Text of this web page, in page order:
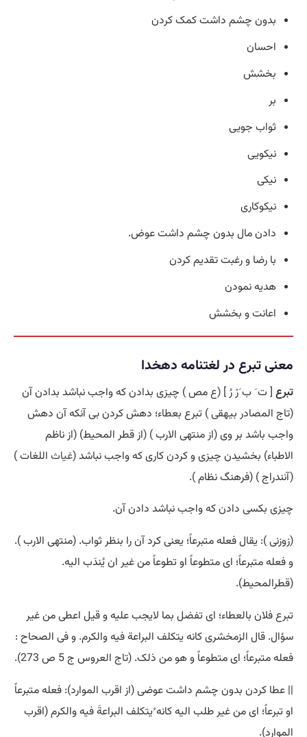
بدون چشم داشت کمک کردن
احسان
بخشش
بر
ثواب جویی
نیکویی
نیکی
نیکوکاری
دادن مال بدون چشم داشت عوض.
با رضا و رغبت تقدیم کردن
هدیه نمودن
اعانت و بخشش
معنی تبرع در لغتنامه دهخدا
تبرع [ ت َ ب َرْ رُ ] (ع مص ) چیزی بدادن که واجب نباشد بدادن آن
(تاج المصادر بیهقی ) تبرع بعطاء؛ دهش کردن بی آنکه آن دهش
واجب باشد بر وی (از منتهی الارب ) (از قطر المحیط) (از ناظم
الاطباء) بخشیدن چیزی و کردن کاری که واجب نباشد (غیاث اللغات )
(آنندراج ) (فرهنگ نظام ).
چیزی بکسی دادن که واجب نباشد دادن آن.
(زوزنی ): یقال فعله متبرعاً؛ یعنی کرد آن را بنظر ثواب. (منتهی الارب ).
و فعله متبرعاً؛ ای متطوعاً او تطوعاً من غیر ان یُندَب الیه.
(قطرالمحیط).
تبرع فلان بالعطاء؛ ای تفضل بما لایجب علیه و قیل اعطی من غیر
سؤال. قال الزمخشری کانه یتکلف البراعة فیه والکرم. و فی الصحاح :
فعله متبرعاً؛ ای متطوعاً و هو من ذلک. (تاج العروس ج 5 ص 273).
|| عطا کردن بدون چشم داشت عوضی (از اقرب الموارد): فعله متبرعاً
او تبرعاً؛ ای من غیر طلب الیه کانه ُیتکلف البراعةَ فیه والکرم (اقرب
الموارد).